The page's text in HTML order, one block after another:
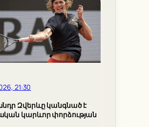
21:30
Զվերևը կանգնած է
կարևոր փորձության